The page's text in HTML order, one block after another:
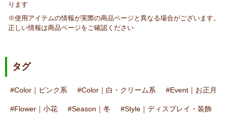
ります
※使用アイテムの情報が実際の商品ページと異なる場合がございます。
正しい情報は商品ページをご確認ください
タグ
Color｜ピンク系 Color｜白・クリーム系 Event｜お正月
Flower｜小花 Season｜冬 Style｜ディスプレイ・装飾